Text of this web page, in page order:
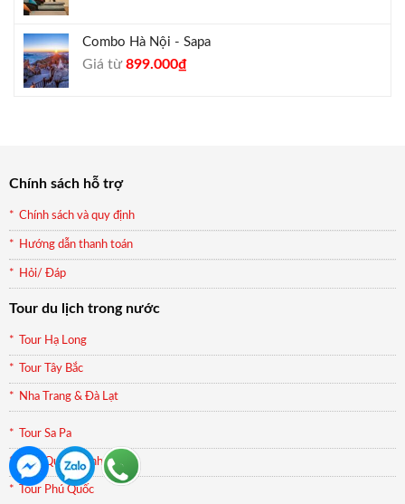
Combo Hà Nội - Sapa
Giá từGiá
899.000₫Giá
Chính sách hỗ trợ
Chính sách và quy định
Hướng dẫn thanh toán
Hỏi/ Đáp
Tour du lịch trong nước
Tour Hạ Long
Tour Tây Bắc
Nha Trang & Đà Lạt
Tour Sa Pa
Tour Quảng Bình
Tour Phú Quốc